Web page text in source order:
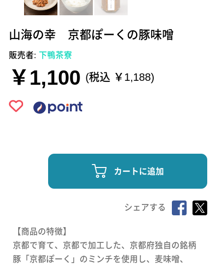
山海の幸 京都ぽーくの豚味噌
販売者: 下鴨茶寮
￥1,100 (税込 ￥1,188)
カートに追加
シェアする
【商品の特徴】
京都で育て、京都で加工した、京都府独自の銘柄
豚「京都ぽーく」のミンチを使用し、麦味噌、